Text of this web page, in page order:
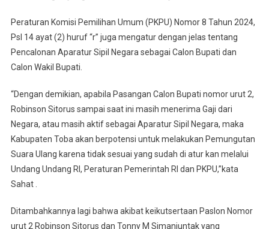
Peraturan Komisi Pemilihan Umum (PKPU) Nomor 8 Tahun 2024,
Psl 14 ayat (2) huruf “r” juga mengatur dengan jelas tentang
Pencalonan Aparatur Sipil Negara sebagai Calon Bupati dan
Calon Wakil Bupati.
“Dengan demikian, apabila Pasangan Calon Bupati nomor urut 2,
Robinson Sitorus sampai saat ini masih menerima Gaji dari
Negara, atau masih aktif sebagai Aparatur Sipil Negara, maka
Kabupaten Toba akan berpotensi untuk melakukan Pemungutan
Suara Ulang karena tidak sesuai yang sudah di atur kan melalui
Undang Undang RI, Peraturan Pemerintah RI dan PKPU,”kata
Sahat .
Ditambahkannya lagi bahwa akibat keikutsertaan Paslon Nomor
urut 2 Robinson Sitorus dan Tonny M Simanjuntak yang